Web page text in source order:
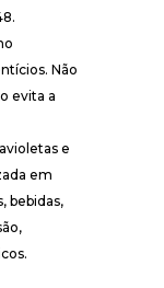
Não
evita a
e
em
bebidas,